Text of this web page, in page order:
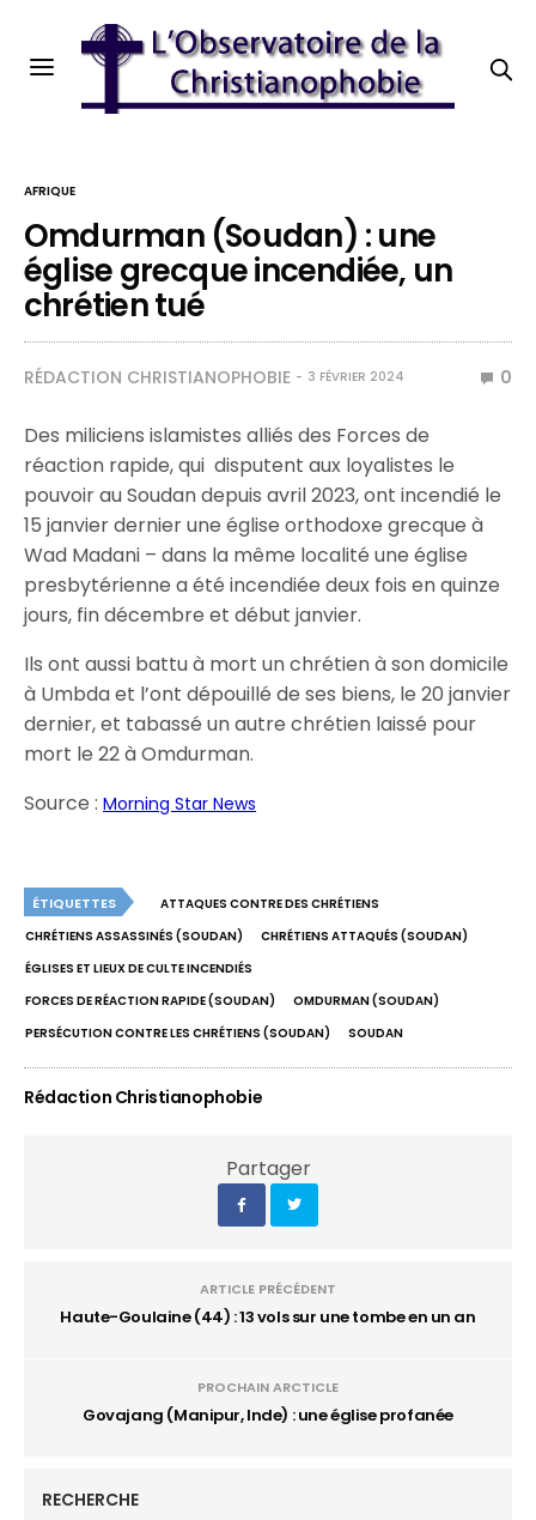
AFRIQUE
Omdurman (Soudan) : une
église grecque incendiée, un
chrétien tué
RÉDACTION CHRISTIANOPHOBIE 3 FÉVRIER 2024 0
Des miliciens islamistes alliés des Forces de
réaction rapide, qui disputent aux loyalistes le
pouvoir au Soudan depuis avril 2023, ont incendié le
15 janvier dernier une église orthodoxe grecque à
Wad Madani – dans la même localité une église
presbytérienne a été incendiée deux fois en quinze
jours, fin décembre et début janvier.
Ils ont aussi battu à mort un chrétien à son domicile
à Umbda et l’ont dépouillé de ses biens, le 20 janvier
dernier, et tabassé un autre chrétien laissé pour
mort le 22 à Omdurman.
Source :Morning Star News
ÉTIQUETTES
ATTAQUES CONTRE DES CHRÉTIENS
CHRÉTIENS ASSASSINÉS (SOUDAN)
CHRÉTIENS ATTAQUÉS (SOUDAN)
ÉGLISES ET LIEUX DE CULTE INCENDIÉS
FORCES DE RÉACTION RAPIDE (SOUDAN)
OMDURMAN (SOUDAN)
PERSÉCUTION CONTRE LES CHRÉTIENS (SOUDAN)
SOUDAN
Rédaction Christianophobie
Partager
ARTICLE PRÉCÉDENT
Haute-Goulaine (44) : 13 vols sur une tombe en un an
PROCHAIN ARCTICLE
Govajang (Manipur, Inde) : une église profanée
RECHERCHE